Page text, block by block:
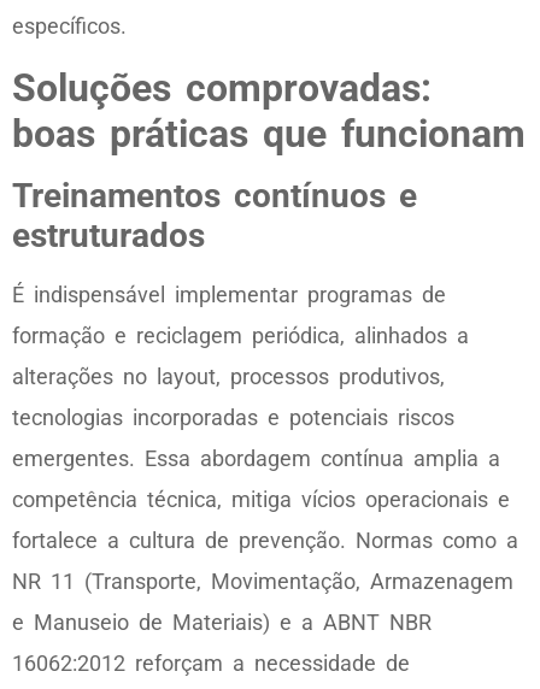
específicos.
Soluções comprovadas:
boas práticas que funcionam
Treinamentos contínuos e
estruturados
É indispensável implementar programas de
formação e reciclagem periódica, alinhados a
alterações no layout, processos produtivos,
tecnologias incorporadas e potenciais riscos
emergentes. Essa abordagem contínua amplia a
competência técnica, mitiga vícios operacionais e
fortalece a cultura de prevenção. Normas como a
NR 11 (Transporte, Movimentação, Armazenagem
e Manuseio de Materiais) e a ABNT NBR
16062:2012 reforçam a necessidade de